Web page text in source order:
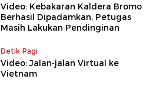
Video: Kebakaran Kaldera Bromo
Berhasil Dipadamkan, Petugas
Masih Lakukan Pendinginan
Detik Pagi
Video: Jalan-jalan Virtual ke
Vietnam